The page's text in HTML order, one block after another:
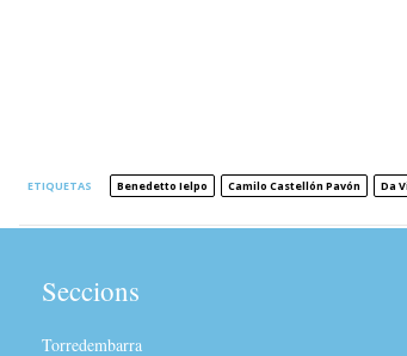
ETIQUETAS Benedetto Ielpo Camilo Castellón Pavón Da
Seccions
Torredembarra